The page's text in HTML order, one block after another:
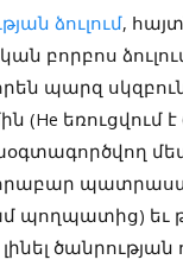
ձուլում,
​​բորբոս
պարզ
(He եռուցվում է
պողպատից) եւ